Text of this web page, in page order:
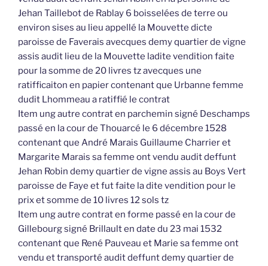
Jehan Taillebot de Rablay 6 boisselées de terre ou
environ sises au lieu appellé la Mouvette dicte
paroisse de Faverais avecques demy quartier de vigne
assis audit lieu de la Mouvette ladite vendition faite
pour la somme de 20 livres tz avecques une
ratifficaiton en papier contenant que Urbanne femme
dudit Lhommeau a ratiffié le contrat
Item ung autre contrat en parchemin signé Deschamps
passé en la cour de Thouarcé le 6 décembre 1528
contenant que André Marais Guillaume Charrier et
Margarite Marais sa femme ont vendu audit deffunt
Jehan Robin demy quartier de vigne assis au Boys Vert
paroisse de Faye et fut faite la dite vendition pour le
prix et somme de 10 livres 12 sols tz
Item ung autre contrat en forme passé en la cour de
Gillebourg signé Brillault en date du 23 mai 1532
contenant que René Pauveau et Marie sa femme ont
vendu et transporté audit deffunt demy quartier de